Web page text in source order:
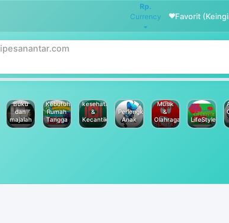
Rp.
Currency
Favorit
Buku
dan
majalah
Kebutuhan
Rumah
Tangga
kesehatan
&
Kecantikan
Perlengkapan
Anak
Musik
&
Olahraga
LifeStyle